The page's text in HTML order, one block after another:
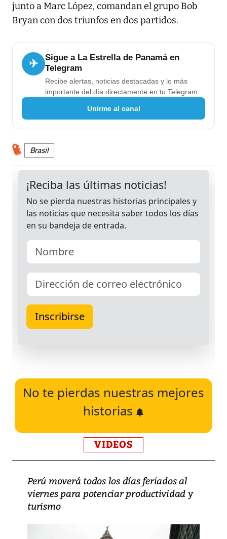
junto a Marc López, comandan el grupo Bob
Bryan con dos triunfos en dos partidos.
✈
Sigue a La Estrella de Panamá en
Telegram
Recibe alertas, noticias destacadas y lo más
importante del día directamente en tu Telegram.
Unirme al canal
Brasil
No te pierdas nuestras mejores
historias
VIDEOS
Perú moverá todos los días feriados al
viernes para potenciar productividad y
turismo